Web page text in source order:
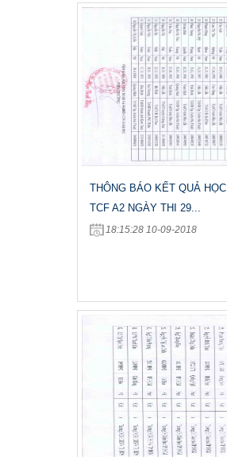
THÔNG BÁO KẾT QUẢ
TCF A2 NGÀY THI 29...
18:15:28 10-09-2018